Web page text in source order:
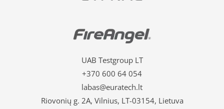
UAB Testgroup LT
+370 600 64 054
labas@euratech.lt
Riovonių g. 2A, Vilnius, LT-03154, Lietuva